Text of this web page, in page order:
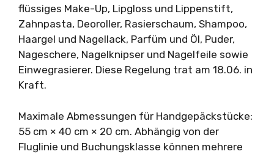
flüssiges Make-Up, Lipgloss und Lippenstift,
Zahnpasta, Deoroller, Rasierschaum, Shampoo,
Haargel und Nagellack, Parfüm und Öl, Puder,
Nageschere, Nagelknipser und Nagelfeile sowie
Einwegrasierer. Diese Regelung trat am 18.06. in
Kraft.
Maximale Abmessungen für Handgepäckstücke:
55 cm × 40 cm × 20 cm. Abhängig von der
Fluglinie und Buchungsklasse können mehrere